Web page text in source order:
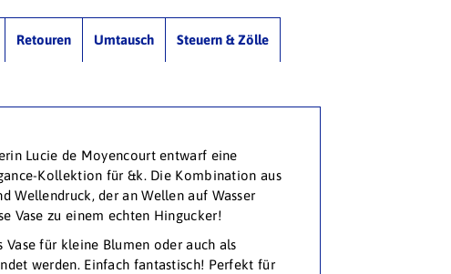
Retouren Umtausch Steuern & Zölle
Lucie de Moyencourt entwarf eine
Kollektion für &k. Die Kombination aus
Wellendruck, der an Wellen auf Wasser
Vase zu einem echten Hingucker!
Vase für kleine Blumen oder auch als
werden. Einfach fantastisch! Perfekt für